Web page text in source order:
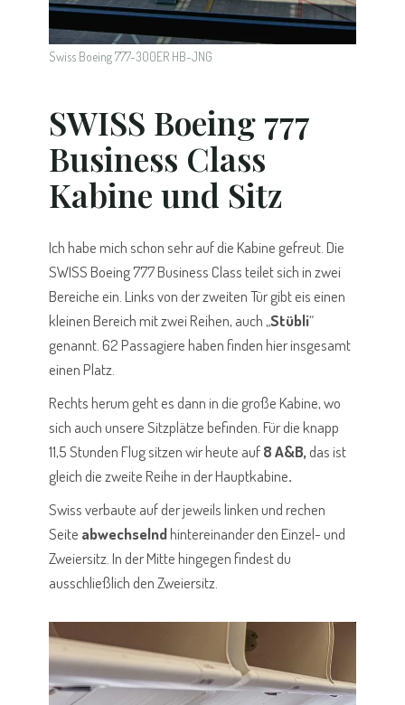
Swiss Boeing 777-300ER HB-JNG
SWISS Boeing 777
Business Class
Kabine und Sitz
Ich habe mich schon sehr auf die Kabine gefreut. Die
SWISS Boeing 777 Business Class teilet sich in zwei
Bereiche ein. Links von der zweiten Tür gibt eis einen
kleinen Bereich mit zwei Reihen, auch „Stübli“
genannt. 62 Passagiere haben finden hier insgesamt
einen Platz.
Rechts herum geht es dann in die große Kabine, wo
sich auch unsere Sitzplätze befinden. Für die knapp
11,5 Stunden Flug sitzen wir heute auf8 A&B,das ist
gleich die zweite Reihe in der Hauptkabine.
Swiss verbaute auf der jeweils linken und rechen
Seite abwechselndhintereinander den Einzel- und
Zweiersitz. In der Mitte hingegen findest du
ausschließlich den Zweiersitz.